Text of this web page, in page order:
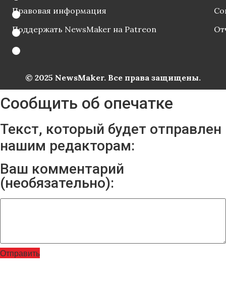
Правовая информация
Поддержать NewsMaker на Patreon
© 2025 NewsMaker. Все права защищены.
Сообщить об опечатке
Текст, который будет отправлен
нашим редакторам:
Ваш комментарий
(необязательно):
Отправить